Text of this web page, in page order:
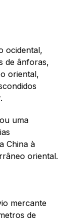
ocidental,
de ânforas,
oriental,
uma
China à
oriental.
mercante
de